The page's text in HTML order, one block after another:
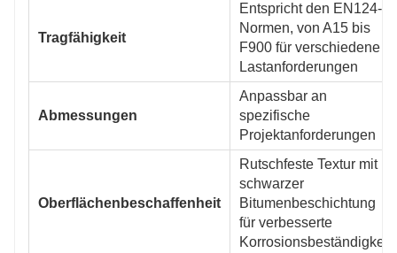
Tragfähigkeit
Entspricht den EN124-
Normen, von A15 bis
F900 für verschiedene
Lastanforderungen
Abmessungen
Anpassbar an
spezifische
Projektanforderungen
Oberflächenbeschaffenheit
Rutschfeste Textur mit
schwarzer
Bitumenbeschichtung
für verbesserte
Korrosionsbeständigkeit